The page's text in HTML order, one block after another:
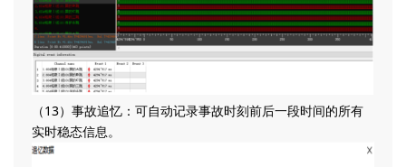
（13）事故追忆：可自动记录事故时刻前后一段时间的所有
实时稳态信息。